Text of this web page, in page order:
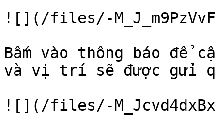
![](/files/-
Bấm vào thông báo để
và vị trí sẽ được gửi
![](/files/-